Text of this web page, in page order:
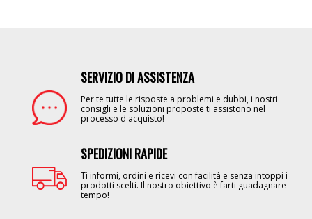
SERVIZIO DI ASSISTENZA
Per te tutte le risposte a problemi e dubbi, i nostri
consigli e le soluzioni proposte ti assistono nel
processo d'acquisto!
SPEDIZIONI RAPIDE
Ti informi, ordini e ricevi con facilità e senza intoppi i
prodotti scelti. Il nostro obiettivo è farti guadagnare
tempo!